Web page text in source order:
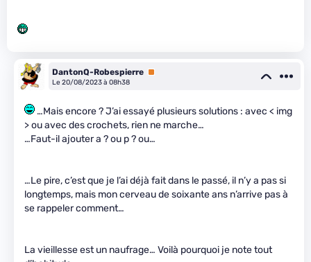
DantonQ-Robespierre Premium
Le 20/08/2023 à 08h38
…Mais encore ? J’ai essayé plusieurs solutions : avec < img
> ou avec des crochets, rien ne marche…
…Faut-il ajouter a ? ou p ? ou…
…Le pire, c’est que je l’ai déjà fait dans le passé, il n’y a pas si
longtemps, mais mon cerveau de soixante ans n’arrive pas à
se rappeler comment…
La vieillesse est un naufrage… Voilà pourquoi je note tout